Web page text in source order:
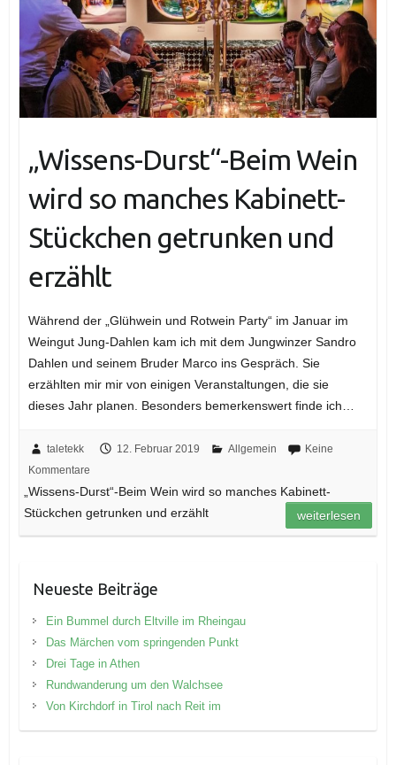
„Wissens-Durst“-Beim Wein
wird so manches Kabinett-
Stückchen getrunken und
erzählt
Während der „Glühwein und Rotwein Party“ im Januar im
Weingut Jung-Dahlen kam ich mit dem Jungwinzer Sandro
Dahlen und seinem Bruder Marco ins Gespräch. Sie
erzählten mir mir von einigen Veranstaltungen, die sie
dieses Jahr planen. Besonders bemerkenswert finde ich…
taletekk 12. Februar 2019 Allgemein
Keine
Kommentare
„Wissens-Durst“-Beim Wein wird so manches Kabinett-
Stückchen getrunken und erzählt
weiterlesen
Neueste Beiträge
Ein Bummel durch Eltville im Rheingau
Das Märchen vom springenden Punkt
Drei Tage in Athen
Rundwanderung um den Walchsee
Von Kirchdorf in Tirol nach Reit im